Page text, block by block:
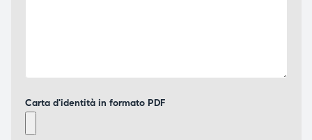
Carta d'identità in formato PDF